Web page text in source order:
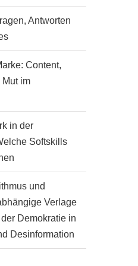
Antworten
Content,
im
in der
Softskills
und
Verlage
Demokratie in
Desinformation